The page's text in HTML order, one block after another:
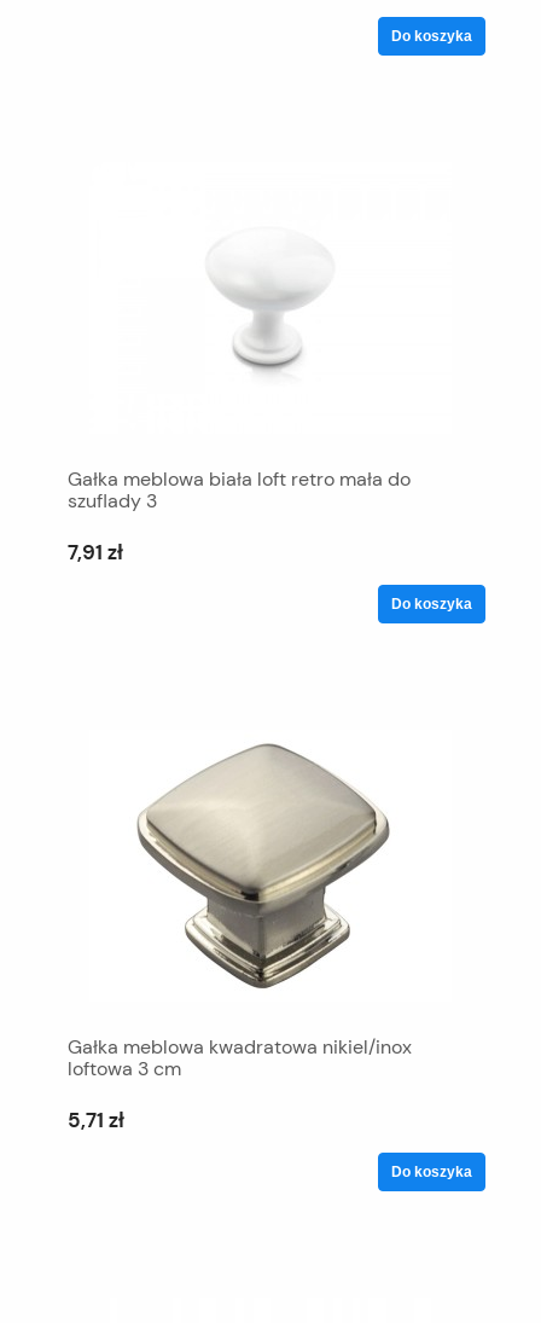
Do koszyka
Gałka meblowa biała loft retro mała do
szuflady 3
7,91 zł
Do koszyka
Gałka meblowa kwadratowa nikiel/inox
loftowa 3 cm
5,71 zł
Do koszyka